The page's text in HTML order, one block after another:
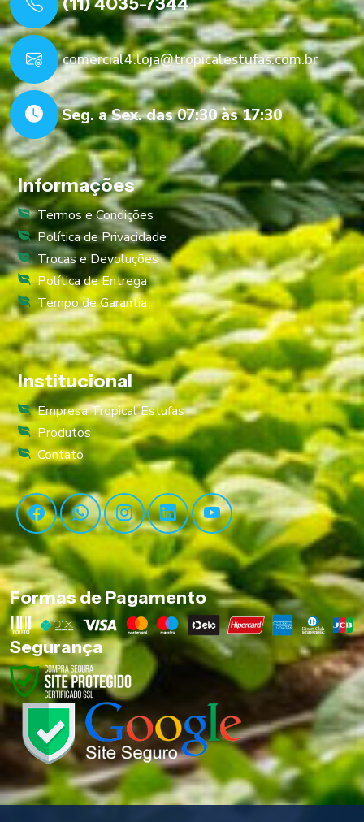
comercial4.loja@tropicalestufas.com.br
Seg. a Sex. das 07:30 às 17:30
Informações
Termos e Condições
Política de Privacidade
Trocas e Devoluções
Política de Entrega
Tempo de Garantia
Institucional
Empresa Tropical Estufas
Produtos
Contato
Formas de Pagamento
Segurança